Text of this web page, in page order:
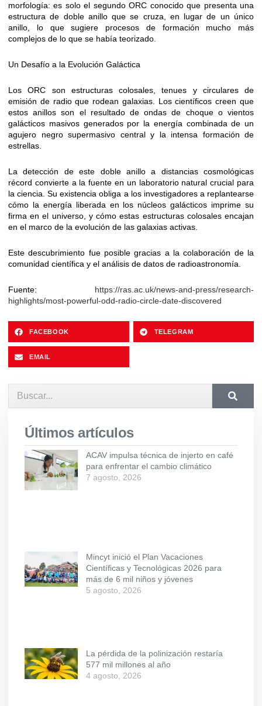
morfología: es solo el segundo ORC conocido que presenta una
estructura de doble anillo que se cruza, en lugar de un único
anillo, lo que sugiere procesos de formación mucho más
complejos de lo que se había teorizado.
Un Desafío a la Evolución Galáctica
Los ORC son estructuras colosales, tenues y circulares de
emisión de radio que rodean galaxias. Los científicos creen que
estos anillos son el resultado de ondas de choque o vientos
galácticos masivos generados por la energía combinada de un
agujero negro supermasivo central y la intensa formación de
estrellas.
La detección de este doble anillo a distancias cosmológicas
récord convierte a la fuente en un laboratorio natural crucial para
la ciencia. Su existencia obliga a los investigadores a replantearse
cómo la energía liberada en los núcleos galácticos imprime su
firma en el universo, y cómo estas estructuras colosales encajan
en el marco de la evolución de las galaxias activas.
Este descubrimiento fue posible gracias a la colaboración de la
comunidad científica y el análisis de datos de radioastronomía.
Fuente: https://ras.ac.uk/news-and-press/research-
highlights/most-powerful-odd-radio-circle-date-discovered
FACEBOOK TELEGRAM
EMAIL
Últimos artículos
ACAV impulsa técnica de injerto en café
para enfrentar el cambio climático
7 agosto, 2026
Mincyt inició el Plan Vacaciones
Científicas y Tecnológicas 2026 para
más de 6 mil niños y jóvenes
5 agosto, 2026
La pérdida de la polinización restaría
577 mil millones al año
4 agosto, 2026